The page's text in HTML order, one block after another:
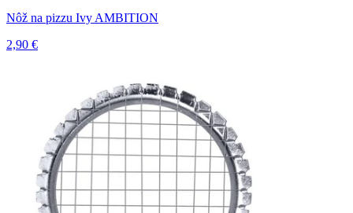
Nôž na pizzu Ivy AMBITION
2,90 €